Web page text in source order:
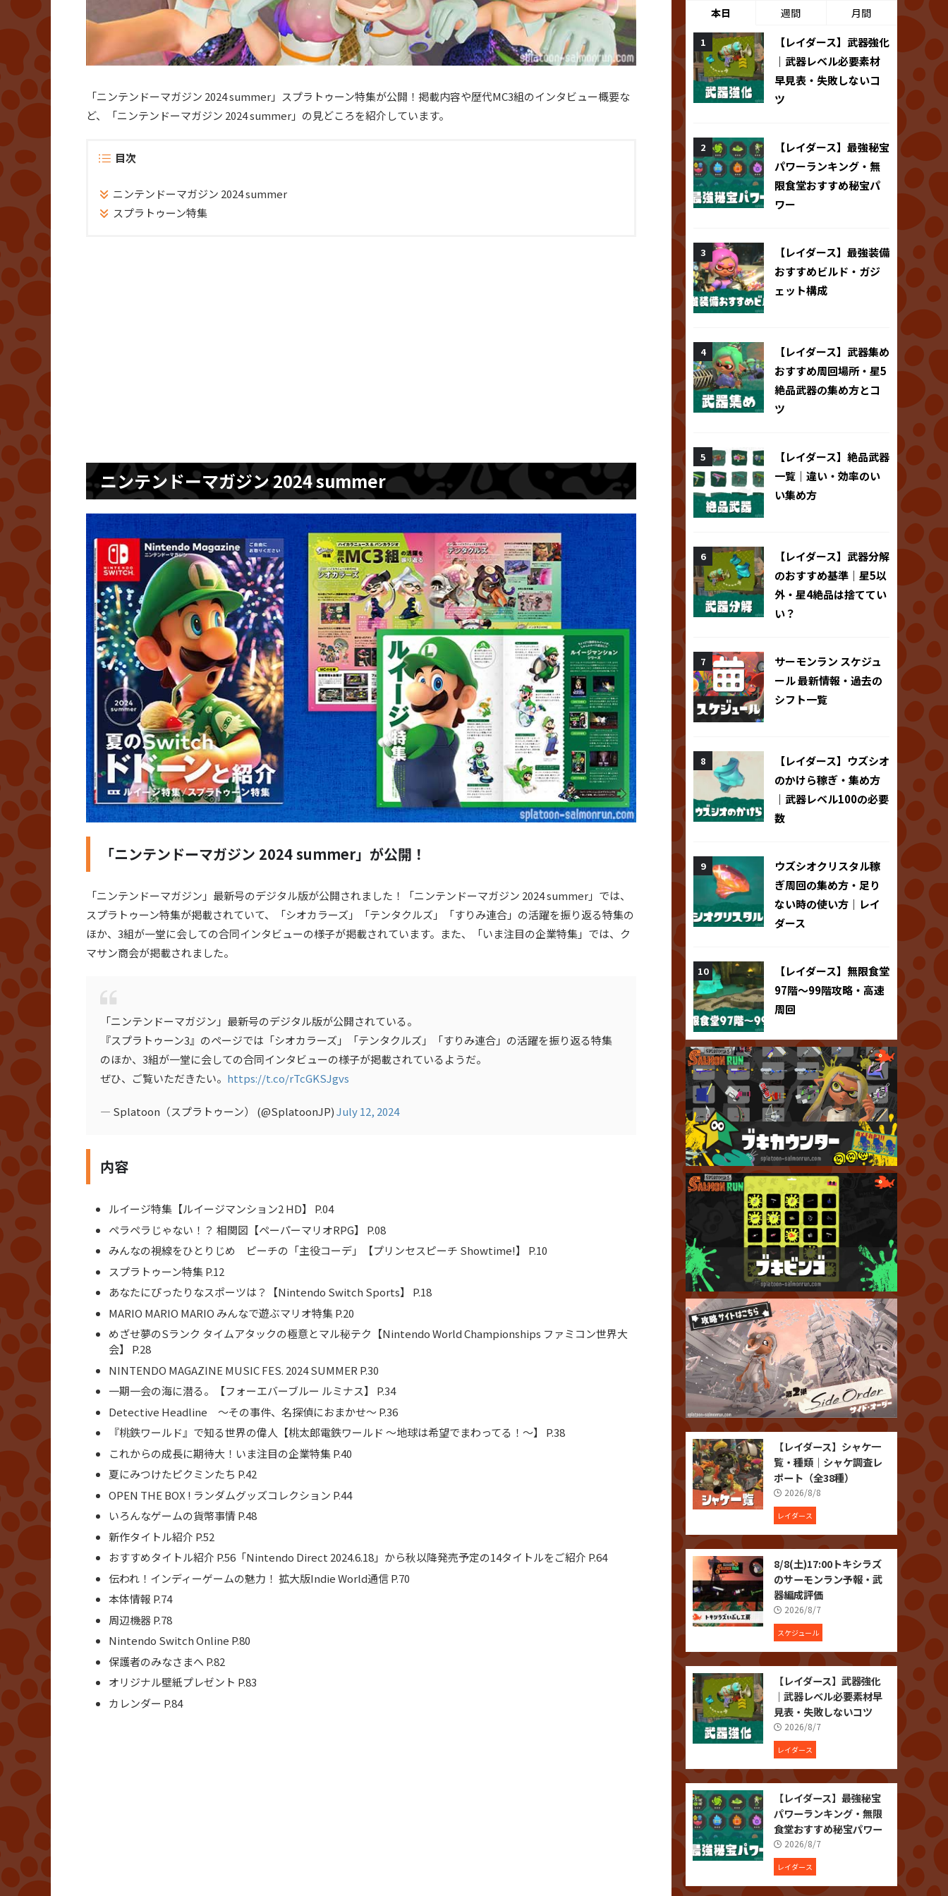
「ニンテンドーマガジン 2024 summer」スプラトゥーン特集が公開！掲載内容や歴代MC3組のインタビュー概要な
ど、「ニンテンドーマガジン 2024 summer」の見どころを紹介しています。
目次
ニンテンドーマガジン 2024 summer
スプラトゥーン特集
ニンテンドーマガジン 2024 summer
「ニンテンドーマガジン 2024 summer」が公開！
「ニンテンドーマガジン」最新号のデジタル版が公開されました！「ニンテンドーマガジン 2024 summer」では、
スプラトゥーン特集が掲載されていて、「シオカラーズ」「テンタクルズ」「すりみ連合」の活躍を振り返る特集の
ほか、3組が一堂に会しての合同インタビューの様子が掲載されています。また、「いま注目の企業特集」では、ク
マサン商会が掲載されました。
「ニンテンドーマガジン」最新号のデジタル版が公開されている。
『スプラトゥーン3』のページでは「シオカラーズ」「テンタクルズ」「すりみ連合」の活躍を振り返る特集
のほか、3組が一堂に会しての合同インタビューの様子が掲載されているようだ。
ぜひ、ご覧いただきたい。 https://t.co/rTcGKSJgvs
— Splatoon（スプラトゥーン） (@SplatoonJP)July 12, 2024
内容
ルイージ特集【ルイージマンション2 HD】 P.04
ペラペラじゃない！？ 相関図【ペーパーマリオRPG】 P.08
みんなの視線をひとりじめ ピーチの「主役コーデ」【プリンセスピーチ Showtime!】 P.10
スプラトゥーン特集 P.12
あなたにぴったりなスポーツは？【Nintendo Switch Sports】 P.18
MARIO MARIO MARIO みんなで遊ぶマリオ特集 P.20
めざせ夢のSランク タイムアタックの極意とマル秘テク【Nintendo World Championships ファミコン世界大
会】 P.28
NINTENDO MAGAZINE MUSIC FES. 2024 SUMMER P.30
一期一会の海に潜る。【フォーエバーブルー ルミナス】 P.34
Detective Headline ～その事件、名探偵におまかせ～ P.36
『桃鉄ワールド』で知る世界の偉人【桃太郎電鉄ワールド ～地球は希望でまわってる！～】 P.38
これからの成長に期待大！いま注目の企業特集 P.40
夏にみつけたピクミンたち P.42
OPEN THE BOX ! ランダムグッズコレクション P.44
いろんなゲームの貨幣事情 P.48
新作タイトル紹介 P.52
おすすめタイトル紹介 P.56「Nintendo Direct 2024.6.18」から秋以降発売予定の14タイトルをご紹介 P.64
伝われ！インディーゲームの魅力！ 拡大版Indie World通信 P.70
本体情報 P.74
周辺機器 P.78
Nintendo Switch Online P.80
保護者のみなさまへ P.82
オリジナル壁紙プレゼント P.83
カレンダー P.84
本日 週間 月間
【レイダース】武器強化
｜武器レベル必要素材
早見表・失敗しないコ
ツ
【レイダース】最強秘宝
パワーランキング・無
限食堂おすすめ秘宝パ
ワー
【レイダース】最強装備
おすすめビルド・ガジ
ェット構成
【レイダース】武器集め
おすすめ周回場所・星5
絶品武器の集め方とコ
ツ
【レイダース】絶品武器
一覧｜違い・効率のい
い集め方
【レイダース】武器分解
のおすすめ基準｜星5以
外・星4絶品は捨ててい
い？
サーモンラン スケジュ
ール 最新情報・過去の
シフト一覧
【レイダース】ウズシオ
のかけら稼ぎ・集め方
｜武器レベル100の必要
数
ウズシオクリスタル稼
ぎ周回の集め方・足り
ない時の使い方｜レイ
ダース
【レイダース】無限食堂
97階～99階攻略・高速
周回
【レイダース】シャケ一
覧・種類｜シャケ調査レ
ポート（全38種）
2026/8/8
レイダース
8/8(土)17:00トキシラズ
のサーモンラン予報・武
器編成評価
2026/8/7
スケジュール
【レイダース】武器強化
｜武器レベル必要素材早
見表・失敗しないコツ
2026/8/7
レイダース
【レイダース】最強秘宝
パワーランキング・無限
食堂おすすめ秘宝パワー
2026/8/7
レイダース